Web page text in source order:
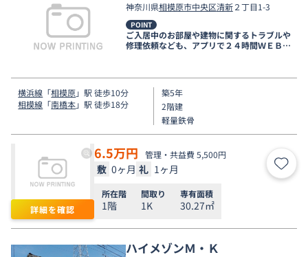
神奈川県相模原市中央区清新２丁目1-3
POINT
ご入居中のお部屋や建物に関するトラブルや
修理依頼なども、アプリで２４時間ＷＥＢ受
横浜線 「相模原」駅 徒歩10分
相模線 「南橋本」駅 徒歩18分
築5年
2階建
軽量鉄骨
詳細を確認
6.5万円 管理・共益費 5,500円
敷 0ヶ月 礼 1ヶ月 お気
所在階
1階
間取り
1K
専有面積
30.27㎡
ハイメゾンＭ・Ｋ